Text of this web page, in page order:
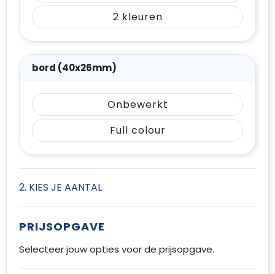
2
bord (40x26mm)
Onbewerkt
Full colour
2. KIES JE AANTAL
PRIJSOPGAVE
Selecteer jouw opties voor de prijsopgave.